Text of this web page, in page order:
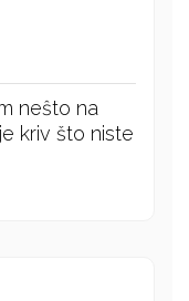
neŝto na
kriv što niste